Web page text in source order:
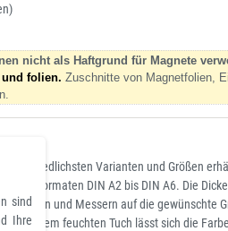
nicht als Haftgrund für Magnete
folien. Zuschnitte von Magnetfolien,
Varianten und Größen
den Formaten DIN A2 bis DIN A6. Die
und Messern auf die gewünschte
einem feuchten Tuch lässt sich die
sind
Ihre